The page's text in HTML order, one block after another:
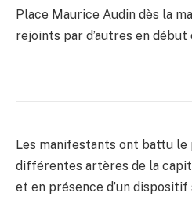
Place Maurice Audin dès la
rejoints par d’autres en début
Les manifestants ont battu
différentes artères de la
et en présence d’un